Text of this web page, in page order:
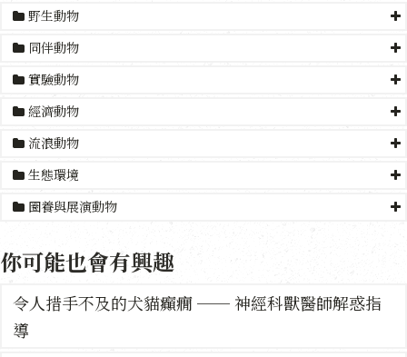
野生動物
同伴動物
實驗動物
經濟動物
流浪動物
生態環境
圈養與展演動物
你可能也會有興趣
令人措手不及的犬貓癲癇 ── 神經科獸醫師解惑指
導